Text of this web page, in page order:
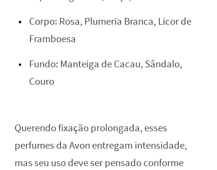
Corpo: Rosa, Plumeria Branca, Licor de
Framboesa
Fundo: Manteiga de Cacau, Sândalo,
Couro
Querendo fixação prolongada, esses
perfumes da Avon entregam intensidade,
mas seu uso deve ser pensado conforme